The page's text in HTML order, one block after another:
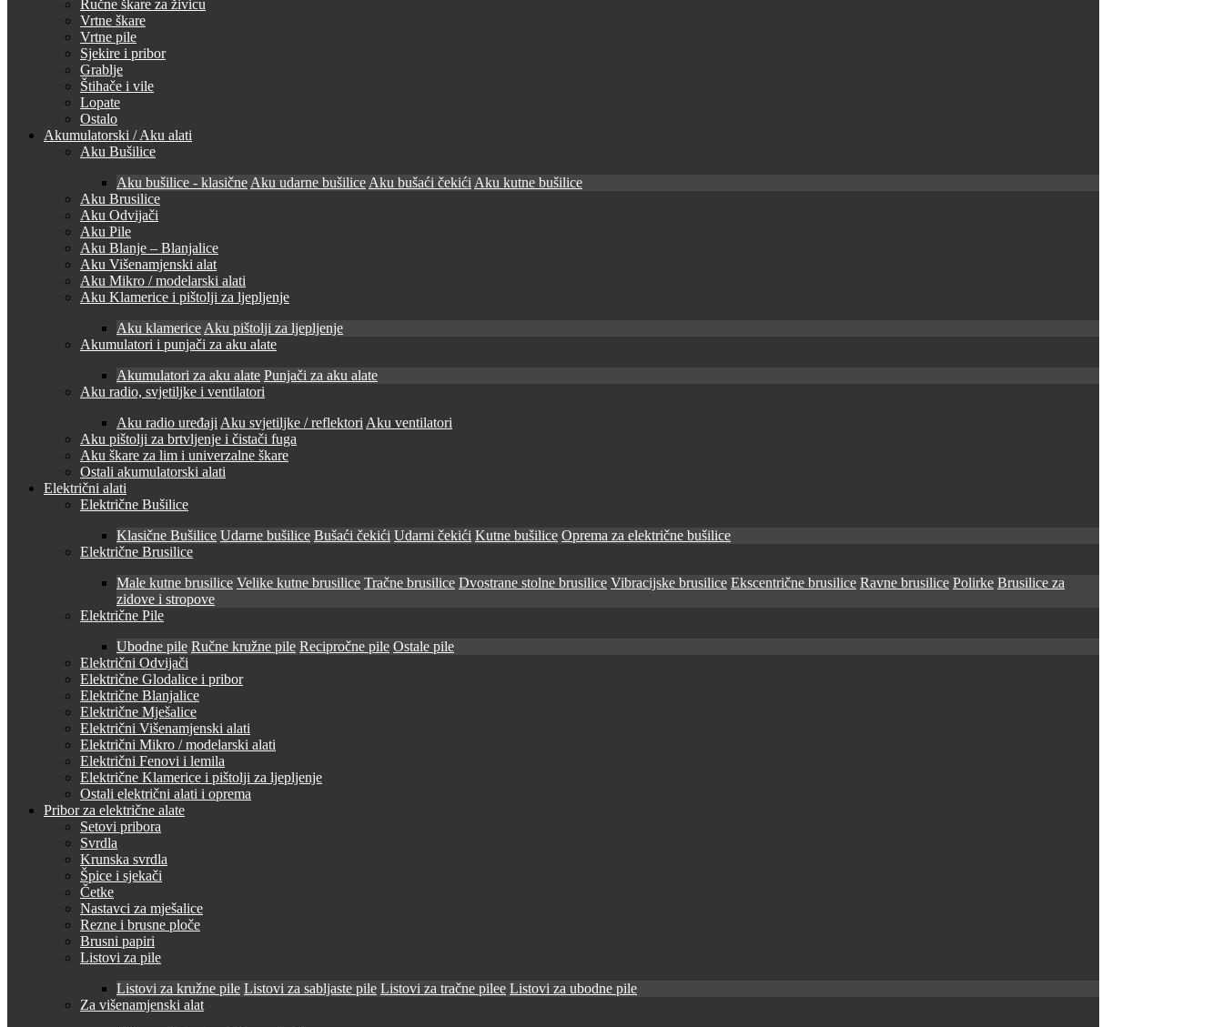
Ručne škare za živicu
Vrtne škare
Vrtne pile
Sjekire i pribor
Grablje
Štihače i vile
Lopate
Ostalo
Akumulatorski / Aku alati
Aku Bušilice
Aku bušilice - klasične Aku udarne bušilice Aku bušaći čekići Aku kutne bušilice
Aku Brusilice
Aku Odvijači
Aku Pile
Aku Blanje – Blanjalice
Aku Višenamjenski alat
Aku Mikro / modelarski alati
Aku Klamerice i pištolji za ljepljenje
Aku klamerice Aku pištolji za ljepljenje
Akumulatori i punjači za aku alate
Akumulatori za aku alate Punjači za aku alate
Aku radio, svjetiljke i ventilatori
Aku radio uređaji Aku svjetiljke / reflektori Aku ventilatori
Aku pištolji za brtvljenje i čistači fuga
Aku škare za lim i univerzalne škare
Ostali akumulatorski alati
Električni alati
Električne Bušilice
Klasične Bušilice Udarne bušilice Bušaći čekići Udarni čekići Kutne bušilice Oprema za električne bušilice
Električne Brusilice
Male kutne brusilice Velike kutne brusilice Tračne brusilice Dvostrane stolne brusilice Vibracijske brusilice Ekscentrične brusilice Ravne brusilice Polirke Brusilice za
zidove i stropove
Električne Pile
Ubodne pile Ručne kružne pile Recipročne pile Ostale pile
Električni Odvijači
Električne Glodalice i pribor
Električne Blanjalice
Električne Mješalice
Električni Višenamjenski alati
Električni Mikro / modelarski alati
Električni Fenovi i lemila
Električne Klamerice i pištolji za ljepljenje
Ostali električni alati i oprema
Pribor za električne alate
Setovi pribora
Svrdla
Krunska svrdla
Špice i sjekači
Četke
Nastavci za mješalice
Rezne i brusne ploče
Brusni papiri
Listovi za pile
Listovi za kružne pile Listovi za sabljaste pile Listovi za tračne pilee Listovi za ubodne pile
Za višenamjenski alat